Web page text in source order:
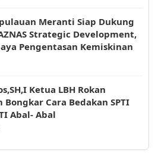
Meranti Siap Dukung
Strategic Development,
Pengentasan Kemiskinan
Ketua LBH Rokan
Bongkar Cara Bedakan SPTI
Abal- Abal